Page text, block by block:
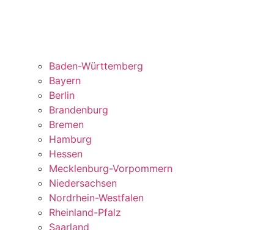
Baden-Württemberg
Bayern
Berlin
Brandenburg
Bremen
Hamburg
Hessen
Mecklenburg-Vorpommern
Niedersachsen
Nordrhein-Westfalen
Rheinland-Pfalz
Saarland